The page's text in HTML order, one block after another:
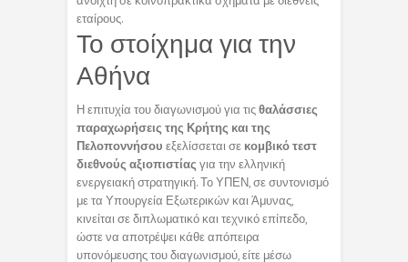
εταίρους.
Το στοίχημα για την
Αθήνα
Η επιτυχία του διαγωνισμού για τιςθαλάσσιες
παραχωρήσεις της Κρήτης και της
Πελοποννήσου εξελίσσεται σε κομβικό τεστ
διεθνούς αξιοπιστίας για την ελληνική
ενεργειακή στρατηγική. Το ΥΠΕΝ, σε συντονισμό
με τα Υπουργεία Εξωτερικών και Άμυνας,
κινείται σε διπλωματικό και τεχνικό επίπεδο,
ώστε να αποτρέψει κάθε απόπειρα
υπονόμευσης του διαγωνισμού, είτε μέσω